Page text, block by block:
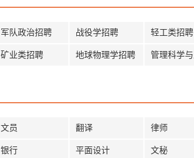
军队政治招聘 战役学招聘 轻工类招聘
矿业类招聘 地球物理学招聘
文员 翻译 律师
银行 平面设计 文秘